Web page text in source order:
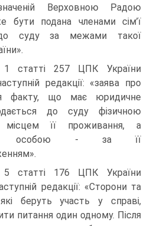
Верховною Радою
бути подана членами сім’ї
суду за межами такої
статті 257 ЦПК України
редакції: «заява про
факту, що має юридичне
до суду фізичною
її проживання, а
особою - за її
статті 176 ЦПК України
редакції: «Сторони та
беруть участь у справі,
питання один одному. Після